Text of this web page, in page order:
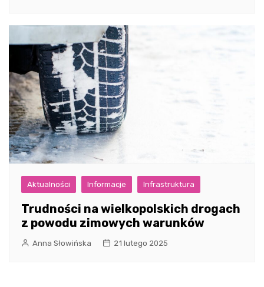
Aktualności Informacje Infrastruktura
Trudności na wielkopolskich drogach
z powodu zimowych warunków
Anna Słowińska 21 lutego 2025